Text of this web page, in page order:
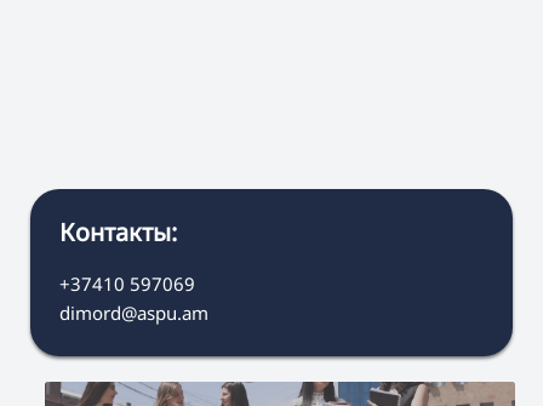
Контакты:
+37410 597069
dimord@aspu.am